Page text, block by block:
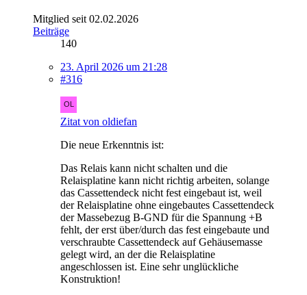
Mitglied seit 02.02.2026
Beiträge
140
23. April 2026 um 21:28
#316
Zitat von oldiefan
Die neue Erkenntnis ist:
Das Relais kann nicht schalten und die
Relaisplatine kann nicht richtig arbeiten, solange
das Cassettendeck nicht fest eingebaut ist, weil
der Relaisplatine ohne eingebautes Cassettendeck
der Massebezug B-GND für die Spannung +B
fehlt, der erst über/durch das fest eingebaute und
verschraubte Cassettendeck auf Gehäusemasse
gelegt wird, an der die Relaisplatine
angeschlossen ist. Eine sehr unglückliche
Konstruktion!